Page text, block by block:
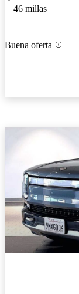
46 millas
Buena oferta